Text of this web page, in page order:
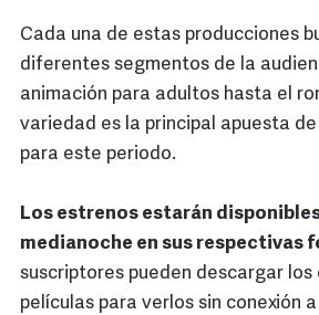
Cada una de estas producciones
diferentes segmentos de la
animación para adultos hasta el
variedad es la principal apuesta
para este periodo.
Los estrenos estarán
medianoche en sus respectivas
suscriptores pueden descargar los
películas para verlos sin conexión